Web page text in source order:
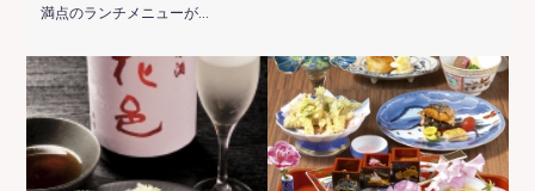
満点のランチメニューが…